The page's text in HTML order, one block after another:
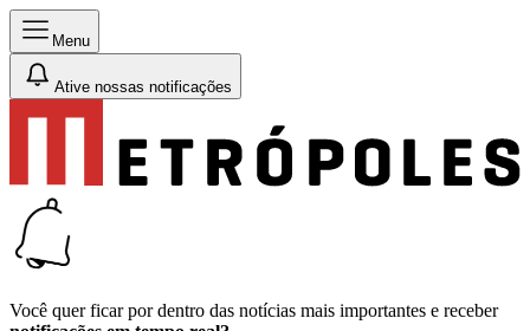
Menu
Ative nossas notificações
Você quer ficar por dentro das notícias mais importantes e receber